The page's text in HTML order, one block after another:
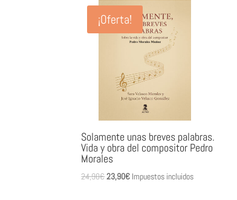
¡Oferta!
Solamente unas breves palabras.
Vida y obra del compositor Pedro
Morales
24,90€El
23,90€ElImpuestos incluidos